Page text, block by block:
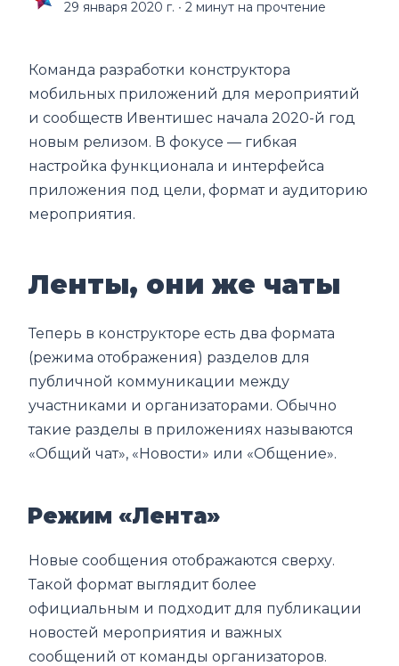
29 января 2020 г. ∙ 2 минут на прочтение
Команда разработки конструктора
мобильных приложений для мероприятий
и сообществ Ивентишес начала 2020-й год
новым релизом. В фокусе — гибкая
настройка функционала и интерфейса
приложения под цели, формат и аудиторию
мероприятия.
Ленты, они же чаты
Теперь в конструкторе есть два формата
(режима отображения) разделов для
публичной коммуникации между
участниками и организаторами. Обычно
такие разделы в приложениях называются
«Общий чат», «Новости» или «Общение».
Режим «Лента»
Новые сообщения отображаются сверху.
Такой формат выглядит более
официальным и подходит для публикации
новостей мероприятия и важных
сообщений от команды организаторов.